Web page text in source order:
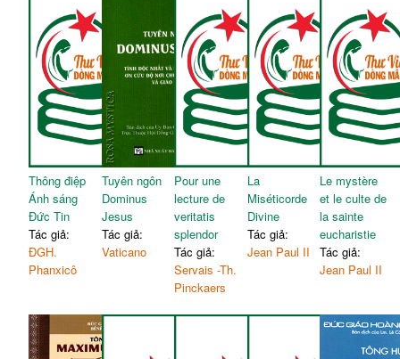
Thông điệp
Ánh sáng
Đức Tin
Tác giả:
ĐGH.
Phanxicô
Tuyên ngôn
Dominus
Jesus
Tác giả:
Vaticano
Pour une
lecture de
veritatis
splendor
Tác giả:
Servais -Th.
Pinckaers
La
Miséticorde
Divine
Tác giả:
Jean Paul II
Le mystère
et le culte de
la sainte
eucharistie
Tác giả:
Jean Paul II